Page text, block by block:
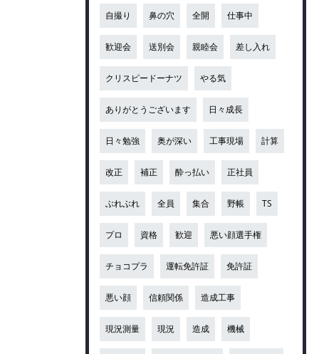
自撮り 鼻の穴 全開 仕事中
歓迎会 送別会 親睦会 差し入れ
クリスピードーナツ やる気
ありがとうございます 日々成長
日々勉強 奥が深い 工事現場 計算
改正 補正 酔っ払い 正社員
ぶれぶれ 全員 集合 野帳 TS
プロ 資格 歓迎 悪い顔選手権
チョコプラ 運転免許証 免許証
悪い顔 信頼関係 造成工事
現況測量 現況 造成 機械